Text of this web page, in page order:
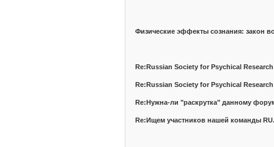
Физические эффекты сознания: закон
Re:Russian Society for Psychical Research
Re:Russian Society for Psychical Research
Re:Нужна-ли "раскрутка" данному
Re:Ищем участников нашей команды